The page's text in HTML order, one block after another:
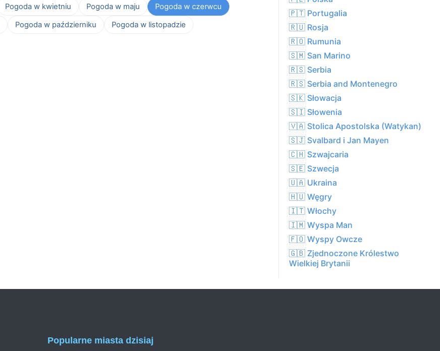
Pogoda w kwietniu Pogoda w maju
Pogoda w czerwcu
Pogoda w październiku
Pogoda w listopadzie
🇵🇹 Portugalia
🇷🇺 Rosja
🇷🇴 Rumunia
🇸🇲 San Marino
🇷🇸 Serbia
🇷🇸 Serbia and Montenegro
🇸🇰 Słowacja
🇸🇮 Słowenia
🇻🇦 Stolica Apostolska (Watykan)
🇸🇯 Svalbard i Jan Mayen
🇨🇭 Szwajcaria
🇸🇪 Szwecja
🇺🇦 Ukraina
🇭🇺 Węgry
🇮🇹 Włochy
🇮🇲 Wyspa Man
🇫🇴 Wyspy Owcze
🇬🇧 Zjednoczone Królestwo
Wielkiej Brytanii
Popularne miasta dzisiaj